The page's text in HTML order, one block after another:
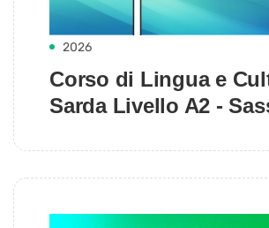
2026
Corso di Lingua e
Sarda Livello A2 -